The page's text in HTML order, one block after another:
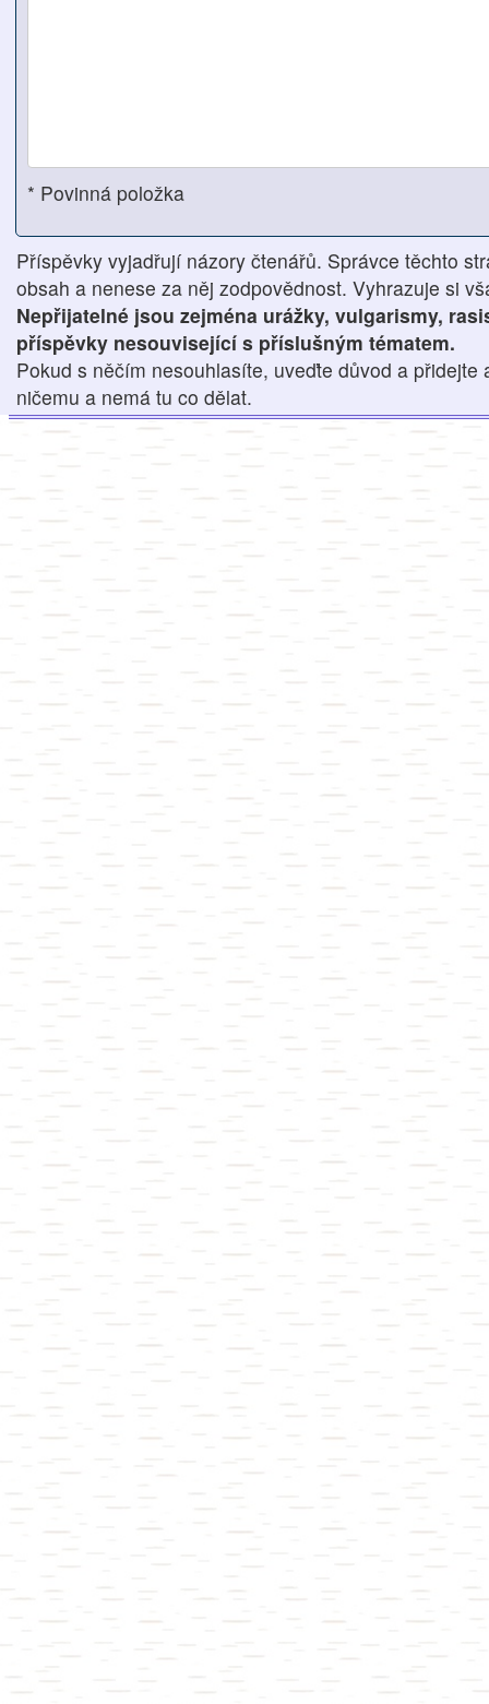
* Povinná položka
Příspěvky vyjadřují názory čtenářů. Správce těchto
obsah a nenese za něj zodpovědnost. Vyhrazuje si
Nepřijatelné jsou zejména urážky, vulgarismy,
příspěvky nesouvisející s příslušným tématem.
Pokud s něčím nesouhlasíte, uveďte důvod a přidejte
ničemu a nemá tu co dělat.